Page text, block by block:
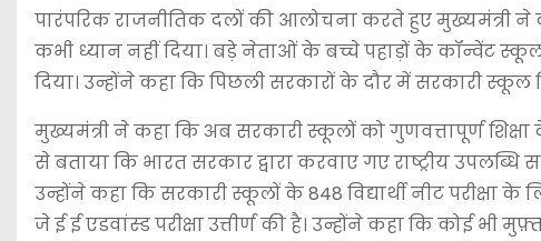
पारंपरिक राजनीतिक दलों की आलोचना करते हुए मुख्यमंत्री ने
कभी ध्यान नहीं दिया। बड़े नेताओं के बच्चे पहाड़ों के कॉन्वेंट
दिया। उन्होंने कहा कि पिछली सरकारों के दौर में सरकारी
मुख्यमंत्री ने कहा कि अब सरकारी स्कूलों को गुणवत्तापूर्ण
से बताया कि भारत सरकार द्वारा करवाए गए राष्ट्रीय
उन्होंने कहा कि सरकारी स्कूलों के 848 विद्यार्थी नीट परीक्षा
जे ई ई एडवांस्ड परीक्षा उत्तीर्ण की है। उन्होंने कहा कि कोई भी